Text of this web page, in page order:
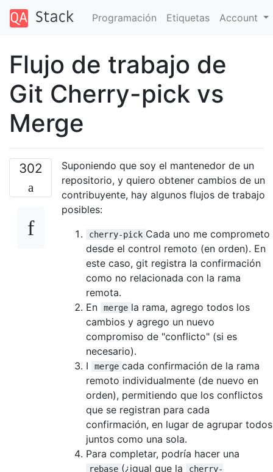
Programación Etiquetas Account
Flujo de trabajo de
Git Cherry-pick vs
Merge
302
Suponiendo que soy el mantenedor de un
repositorio, y quiero obtener cambios de un
contribuyente, hay algunos flujos de trabajo
posibles:
cherry-pick Cada uno me comprometo
desde el control remoto (en orden). En
este caso, git registra la confirmación
como no relacionada con la rama
remota.
En
merge la rama, agrego todos los
cambios y agrego un nuevo
compromiso de "conflicto" (si es
necesario).
I
merge cada confirmación de la rama
remoto individualmente (de nuevo en
orden), permitiendo que los conflictos
que se registran para cada
confirmación, en lugar de agrupar todos
juntos como una sola.
Para completar, podría hacer una
rebase (¿igual que la
cherry-